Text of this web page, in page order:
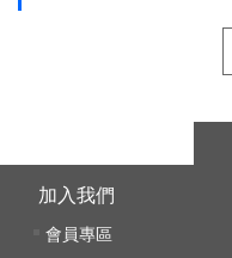
加入我們
會員專區